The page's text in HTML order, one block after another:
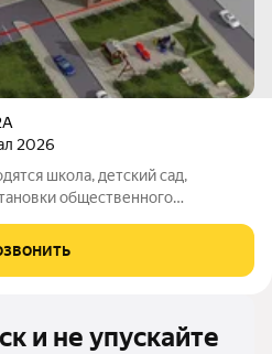
2026
школа, детский сад,
общественного
Район хорошо развит, здесь
и не упускайте